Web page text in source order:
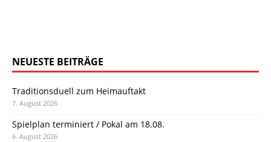
NEUESTE BEITRÄGE
Traditionsduell zum Heimauftakt
7. August 2026
Spielplan terminiert / Pokal am 18.08.
6. August 2026